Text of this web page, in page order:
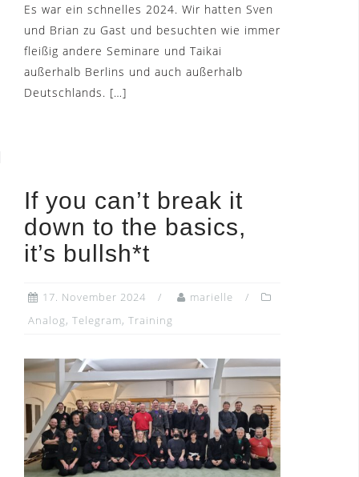
Es war ein schnelles 2024. Wir hatten Sven
und Brian zu Gast und besuchten wie immer
fleißig andere Seminare und Taikai
außerhalb Berlins und auch außerhalb
Deutschlands. […]
If you can’t break it
down to the basics,
it’s bullsh*t
17. November 2024
marielle
Analog, Telegram, Training